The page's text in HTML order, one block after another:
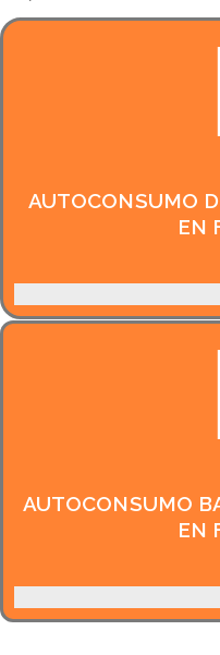
AUTOCONSUMO
EN
AUTOCONSUMO
EN